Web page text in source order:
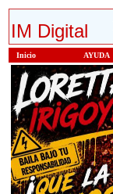
IM Digital
Inicio AYUDA